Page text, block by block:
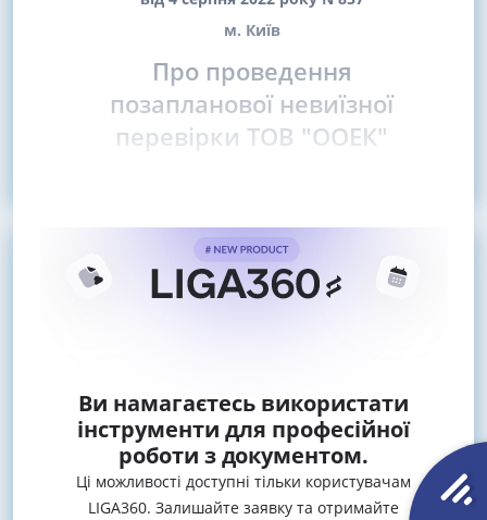
м. Київ
Про проведення
позапланової невиїзної
перевірки ТОВ "ООЕК"
Ви намагаєтесь використати
інструменти для професійної
роботи з документом.
Ці можливості доступні тільки користувачам
LIGA360. Залишайте заявку та отримайте